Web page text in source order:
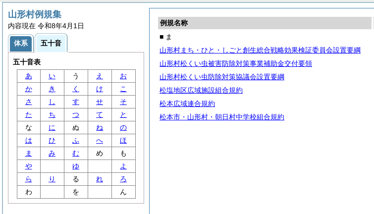
例規名称
■ ま
山形村まち・ひと・しごと創生総合戦略効果検証委員会設置要綱
山形村松くい虫被害防除対策事業補助金交付要領
山形村松くい虫防除対策協議会設置要綱
松塩地区広域施設組合規約
松本広域連合規約
松本市・山形村・朝日村中学校組合規約
山形村例規集
内容現在 令和8年4月1日
体系 五十音
五十音表
あ
い う え
お
か
き く け
こ
さ
し す せ
そ
た
ち つ て
と
な
に ぬ ね
の
は
ひ ふ へ
ほ
ま
み む め
も
や
ゆ
よ
ら
り る れ
ろ
わ
を ん